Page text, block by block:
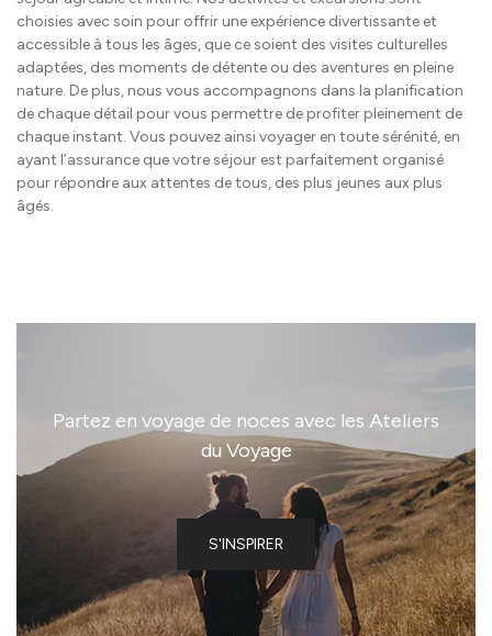
choisies avec soin pour offrir une expérience divertissante et
accessible à tous les âges, que ce soient des visites culturelles
adaptées, des moments de détente ou des aventures en pleine
nature. De plus, nous vous accompagnons dans la planification
de chaque détail pour vous permettre de profiter pleinement de
chaque instant. Vous pouvez ainsi voyager en toute sérénité, en
ayant l’assurance que votre séjour est parfaitement organisé
pour répondre aux attentes de tous, des plus jeunes aux plus
âgés.
Partez en voyage de noces avec les Ateliers
du Voyage
S'INSPIRER